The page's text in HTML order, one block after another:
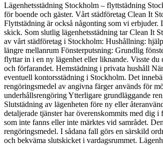
Lägenhetsstädning Stockholm – flyttstädning
för boende och gäster. Vårt städföretag Clean It
Flyttstädning är också någonting som vi
skick. Som slutlig lägenhetsstädning tar Clean It
av vårt städföretag i Stockholm: Hushållning:
längre mellanrum Fönsterputsning: Grundlig
flyttar in i en ny lägenhet eller liknande. Visste
och förfarandet. Hemstädning i privata hushåll
eventuell kontorsstädning i Stockholm. Det
rengöringsmedel av angivna färger används för
underhållsrengöring Ytterligare grundläggande
Slutstädning av lägenheten före ny eller
detaljerade tjänster har överenskommits med dig
som inte fanns eller inte märktes vid samrådet.
rengöringsmedel. I sådana fall görs en särskild
och bekväma slutskicket i vardagsrummet.